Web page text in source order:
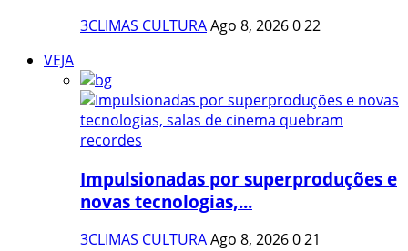
3CLIMAS CULTURAAgo 8, 2026022
VEJA
Impulsionadas por superproduções e
novas tecnologias,...
3CLIMAS CULTURAAgo 8, 2026021